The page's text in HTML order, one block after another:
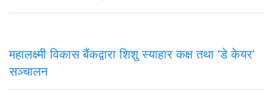
महालक्ष्मी विकास बैंकद्वारा शिशु स्याहार कक्ष तथा ‘डे केयर’
सञ्चालन